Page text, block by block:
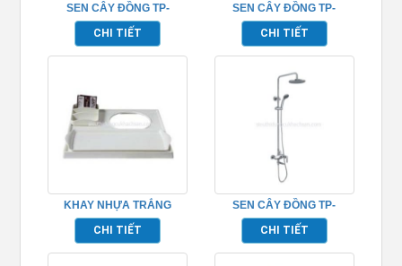
SEN CÂY ĐỒNG TP-
652015
CHI TIẾT
SEN CÂY ĐỒNG TP-
652014
CHI TIẾT
KHAY NHỰA TRẮNG
TP695007
CHI TIẾT
SEN CÂY ĐỒNG TP-
652009
CHI TIẾT